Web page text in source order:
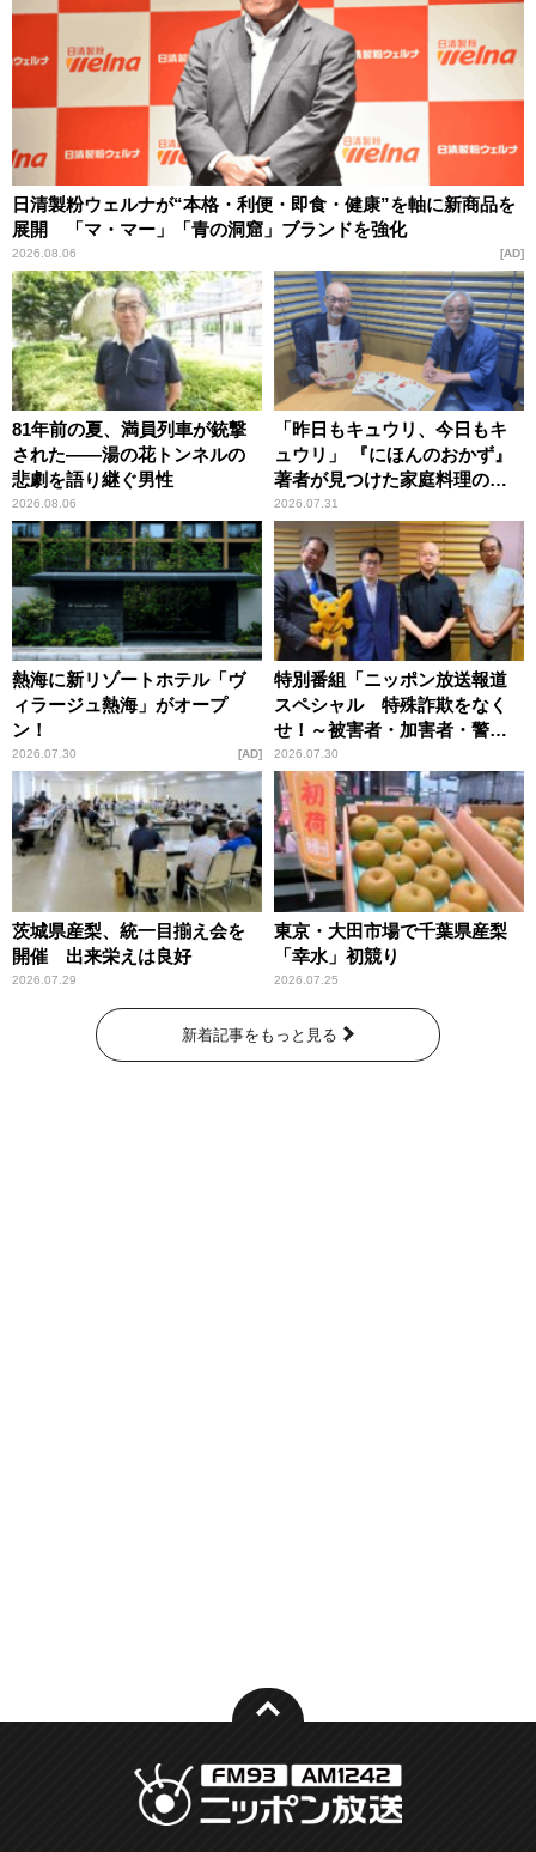
日清製粉ウェルナが“本格・利便・即食・健康”を軸に新商品を
展開 「マ・マー」「青の洞窟」ブランドを強化
2026.08.06 AD
81年前の夏、満員列車が銃撃
された――湯の花トンネルの
悲劇を語り継ぐ男性
2026.08.06
「昨日もキュウリ、今日もキ
ュウリ」 『にほんのおかず』
著者が見つけた家庭料理の知
恵
2026.07.31
熱海に新リゾートホテル「ヴ
ィラージュ熱海」がオープ
ン！
2026.07.30 AD
特別番組「ニッポン放送報道
スペシャル 特殊詐欺をなく
せ！～被害者・加害者・警視
庁が語るトクリュウの実態
～」放送
2026.07.30
茨城県産梨、統一目揃え会を
開催 出来栄えは良好
2026.07.29
東京・大田市場で千葉県産梨
「幸水」初競り
2026.07.25
新着記事をもっと見る